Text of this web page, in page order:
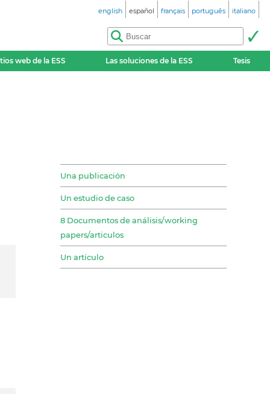
english español français português italiano
web de la ESS Las soluciones de la ESS Tesis
Una publicación
Un estudio de caso
8 Documentos de análisis/working
papers/articulos
Un artículo